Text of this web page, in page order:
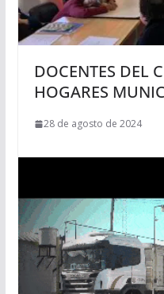
DOCENTES DEL
HOGARES
28 de agosto de 2024